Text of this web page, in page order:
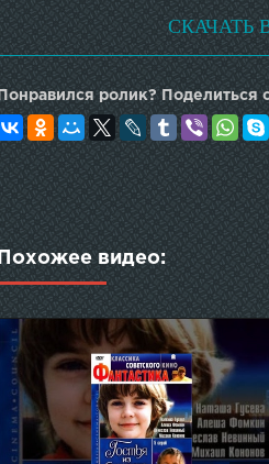
СКАЧАТЬ
Понравился ролик? Поделиться
Похожее видео: